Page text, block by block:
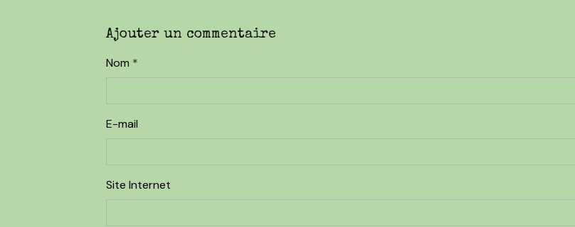
Ajouter un commentaire
Nom
E-mail
Site Internet